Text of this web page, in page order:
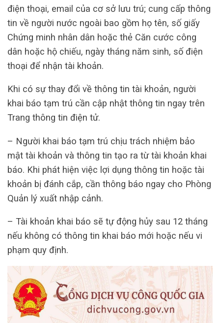
điện thoại, email của cơ sở lưu trú; cung cấp thông
tin về người nước ngoài bao gồm họ tên, số giấy
Chứng minh nhân dân hoặc thẻ Căn cước công
dân hoặc hộ chiếu, ngày tháng năm sinh, số điện
thoại để nhận tài khoản.
Khi có sự thay đổi về thông tin tài khoản, người
khai báo tạm trú cần cập nhật thông tin ngay trên
Trang thông tin điện tử.
– Người khai báo tạm trú chịu trách nhiệm bảo
mật tài khoản và thông tin tạo ra từ tài khoản khai
báo. Khi phát hiện việc lợi dụng thông tin hoặc tài
khoản bị đánh cắp, cần thông báo ngay cho Phòng
Quản lý xuất nhập cảnh.
– Tài khoản khai báo sẽ tự động hủy sau 12 tháng
nếu không có thông tin khai báo mới hoặc nếu vi
phạm quy định.